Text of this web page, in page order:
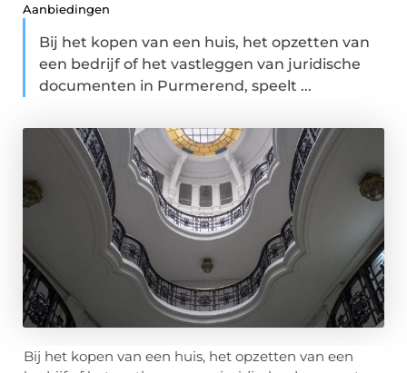
Aanbiedingen
Bij het kopen van een huis, het opzetten van
een bedrijf of het vastleggen van juridische
documenten in Purmerend, speelt ...
Bij het kopen van een huis, het opzetten van een